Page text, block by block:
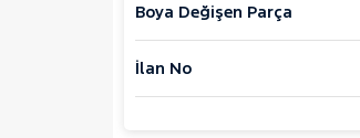
PEUGEOT
Boya Değişen Parça
İlan No